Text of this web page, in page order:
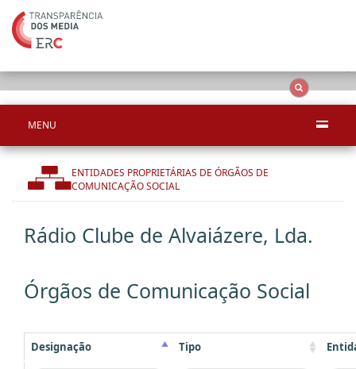
MENU
ENTIDADES PROPRIETÁRIAS DE ÓRGÃOS DE
COMUNICAÇÃO SOCIAL
Rádio Clube de Alvaiázere, Lda.
Órgãos de Comunicação Social
Designação Tipo